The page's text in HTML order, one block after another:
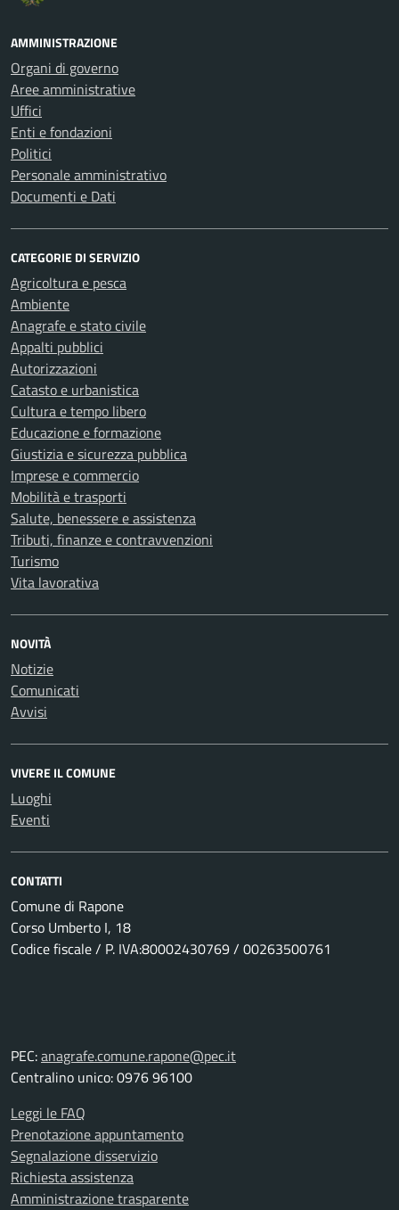
AMMINISTRAZIONE
Organi di governo
Aree amministrative
Uffici
Enti e fondazioni
Politici
Personale amministrativo
Documenti e Dati
CATEGORIE DI SERVIZIO
Agricoltura e pesca
Ambiente
Anagrafe e stato civile
Appalti pubblici
Autorizzazioni
Catasto e urbanistica
Cultura e tempo libero
Educazione e formazione
Giustizia e sicurezza pubblica
Imprese e commercio
Mobilità e trasporti
Salute, benessere e assistenza
Tributi, finanze e contravvenzioni
Turismo
Vita lavorativa
NOVITÀ
Notizie
Comunicati
Avvisi
VIVERE IL COMUNE
Luoghi
Eventi
CONTATTI
Comune di Rapone
Corso Umberto I, 18
Codice fiscale / P. IVA:80002430769 / 00263500761
PEC:anagrafe.comune.rapone@pec.it
Centralino unico: 0976 96100
Leggi le FAQ
Prenotazione appuntamento
Segnalazione disservizio
Richiesta assistenza
Amministrazione trasparente